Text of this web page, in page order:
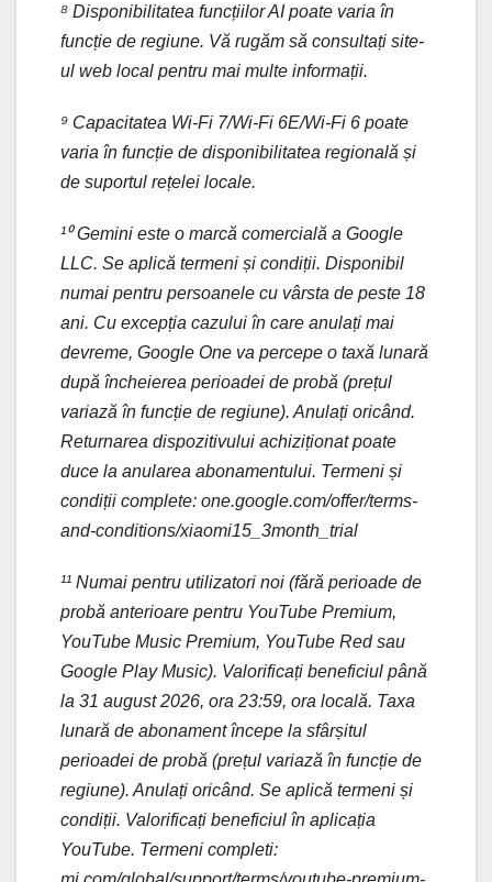
⁸ Disponibilitatea funcțiilor AI poate varia în
funcție de regiune. Vă rugăm să consultați site-
ul web local pentru mai multe informații.
⁹ Capacitatea Wi-Fi 7/Wi-Fi 6E/Wi-Fi 6 poate
varia în funcție de disponibilitatea regională și
de suportul rețelei locale.
¹⁰ Gemini este o marcă comercială a Google
LLC. Se aplică termeni și condiții. Disponibil
numai pentru persoanele cu vârsta de peste 18
ani. Cu excepția cazului în care anulați mai
devreme, Google One va percepe o taxă lunară
după încheierea perioadei de probă (prețul
variază în funcție de regiune). Anulați oricând.
Returnarea dispozitivului achiziționat poate
duce la anularea abonamentului. Termeni și
condiții complete: one.google.com/offer/terms-
and-conditions/xiaomi15_3month_trial
¹¹ Numai pentru utilizatori noi (fără perioade de
probă anterioare pentru YouTube Premium,
YouTube Music Premium, YouTube Red sau
Google Play Music). Valorificați beneficiul până
la 31 august 2026, ora 23:59, ora locală. Taxa
lunară de abonament începe la sfârșitul
perioadei de probă (prețul variază în funcție de
regiune). Anulați oricând. Se aplică termeni și
condiții. Valorificați beneficiul în aplicația
YouTube. Termeni completi: